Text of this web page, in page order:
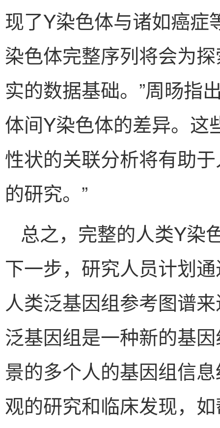
现了Y染色体与诸如癌症
染色体完整序列将会为
实的数据基础。”周旸指
体间Y染色体的差异。这
性状的关联分析将有助
的研究。”
总之，完整的人类Y染
下一步，研究人员计划
人类泛基因组参考图谱
泛基因组是一种新的基
景的多个人的基因组信
观的研究和临床发现，